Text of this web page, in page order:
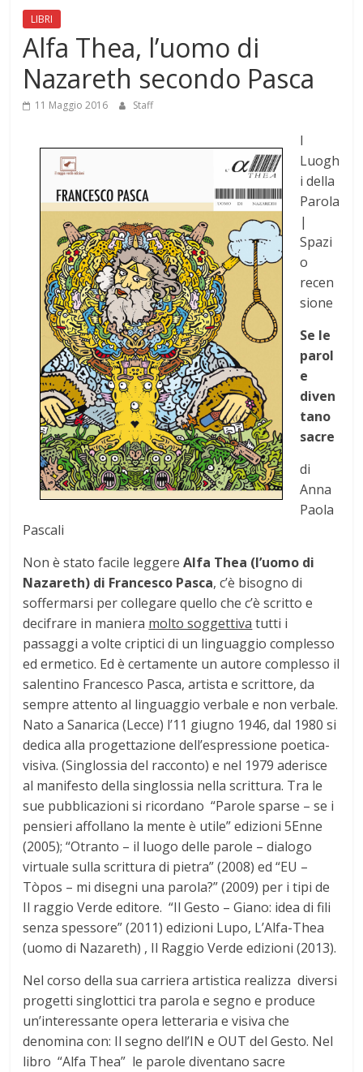
Mensile
arte,
cultura,
LIBRI
Alfa Thea, l’uomo di
Nazareth secondo Pasca
11 Maggio 2016 Staff
I
Luogh
i della
Parola
|
Spazi
o
recen
sione
Se le
parol
e
diven
tano
sacre
di
Anna
Paola
Pascali
Non è stato facile leggereAlfa Thea (l’uomo di
Nazareth) di Francesco Pasca, c’è bisogno di
soffermarsi per collegare quello che c’è scritto e
decifrare in maniera molto soggettiva tutti i
passaggi a volte criptici di un linguaggio complesso
ed ermetico. Ed è certamente un autore complesso il
salentino Francesco Pasca, artista e scrittore, da
sempre attento al linguaggio verbale e non verbale.
Nato a Sanarica (Lecce) l’11 giugno 1946, dal 1980 si
dedica alla progettazione dell’espressione poetica-
visiva. (Singlossia del racconto) e nel 1979 aderisce
al manifesto della singlossia nella scrittura. Tra le
sue pubblicazioni si ricordano “Parole sparse – se i
pensieri affollano la mente è utile” edizioni 5Enne
(2005); “Otranto – il luogo delle parole – dialogo
virtuale sulla scrittura di pietra” (2008) ed “EU –
Tòpos – mi disegni una parola?” (2009) per i tipi de
Il raggio Verde editore. “Il Gesto – Giano: idea di fili
senza spessore” (2011) edizioni Lupo, L’Alfa-Thea
(uomo di Nazareth) , Il Raggio Verde edizioni (2013).
Nel corso della sua carriera artistica realizza diversi
progetti singlottici tra parola e segno e produce
un’interessante opera letteraria e visiva che
denomina con: Il segno dell’IN e OUT del Gesto. Nel
libro “Alfa Thea” le parole diventano sacre